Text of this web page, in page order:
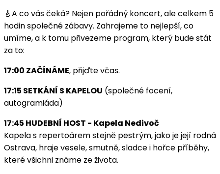
🎸A co vás čeká? Nejen pořádný koncert, ale celkem 5
hodin společné zábavy. Zahrajeme to nejlepší, co
umíme, a k tomu přivezeme program, který bude stát
za to:
17:00 ZAČÍNÁME, přijďte včas.
17:15 SETKÁNÍ S KAPELOU (společné focení,
autogramiáda)
17:45 HUDEBNÍ HOST - Kapela Nedivoč
Kapela s repertoárem stejně pestrým, jako je její rodná
Ostrava, hraje vesele, smutně, sladce i hořce příběhy,
které všichni známe ze života.